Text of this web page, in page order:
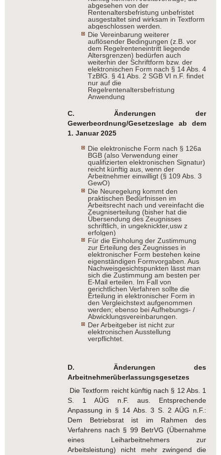
abgesehen von der
Rentenaltersbefristung unbefristet
ausgestaltet sind wirksam in Textform
abgeschlossen werden.
Die Vereinbarung weiterer
auflösender Bedingungen (z.B. vor
dem Regelrenteneintritt liegende
Altersgrenzen) bedürfen auch
weiterhin der Schriftform bzw. der
elektronischen Form nach § 14 Abs. 4
TzBfG. § 41 Abs. 2 SGB VI n.F. findet
nur auf die
Regelrentenaltersbefristung
Anwendung
C. Änderungen der
Gewerbeordnung/Gesetzeslage ab dem
1. Januar 2025
Die elektronische Form nach § 126a
BGB (also Verwendung einer
qualifizierten elektronischen Signatur)
reicht künftig aus, wenn der
Arbeitnehmer einwilligt (§ 109 Abs. 3
GewO)
Die Neuregelung kommt den
praktischen Bedürfnissen im
Arbeitsrecht nach und vereinfacht die
Zeugniserteilung (bisher hat die
Übersendung des Zeugnisses
schriftlich, in ungeknickter,usw z
erfolgen)
Für die Einholung der Zustimmung
zur Erteilung des Zeugnisses in
elektronischer Form bestehen keine
eigenständigen Formvorgaben. Aus
Nachweisgesichtspunkten lässt man
sich die Zustimmung am besten per
E-Mail erteilen. Im Fall von
gerichtlichen Verfahren sollte die
Erteilung in elektronischer Form in
den Vergleichstext aufgenommen
werden; ebenso bei Aufhebungs- /
Abwicklungsvereinbarungen.
Der Arbeitgeber ist nicht zur
elektronischen Ausstellung
verpflichtet.
D. Änderungen des
Arbeitnehmerüberlassungsgesetzes
Die Textform reicht künftig nach § 12 Abs. 1
S. 1 AÜG n.F. aus. Entsprechende
Anpassung in § 14 Abs. 3 S. 2 AÜG n.F.:
Dem Betriebsrat ist im Rahmen des
Verfahrens nach § 99 BetrVG (Übernahme
eines Leiharbeitnehmers zur
Arbeitsleistung) nicht mehr zwingend die